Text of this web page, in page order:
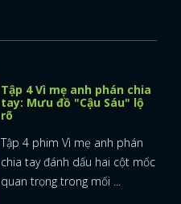
Tập 4 Vì mẹ anh phán chia
tay: Mưu đồ "Cậu Sáu" lộ
rõ
Tập 4 phim Vì mẹ anh phán
chia tay đánh dấu hai cột mốc
quan trọng trong mối ...